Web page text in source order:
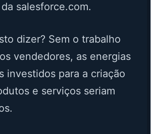
salesforce.com.
dizer? Sem o trabalho
vendedores, as energias
investidos para a criação
e serviços seriam